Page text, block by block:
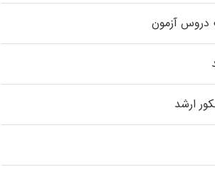
آزمون
ارشد